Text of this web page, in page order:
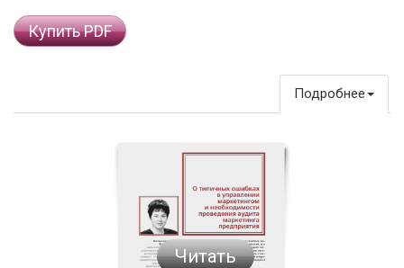
Купить PDF
Подробнее
Читать